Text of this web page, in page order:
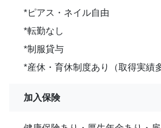
*ピアス・ネイル自由
*転勤なし
*制服貸与
*産休・育休制度あり（取得実績
加入保険